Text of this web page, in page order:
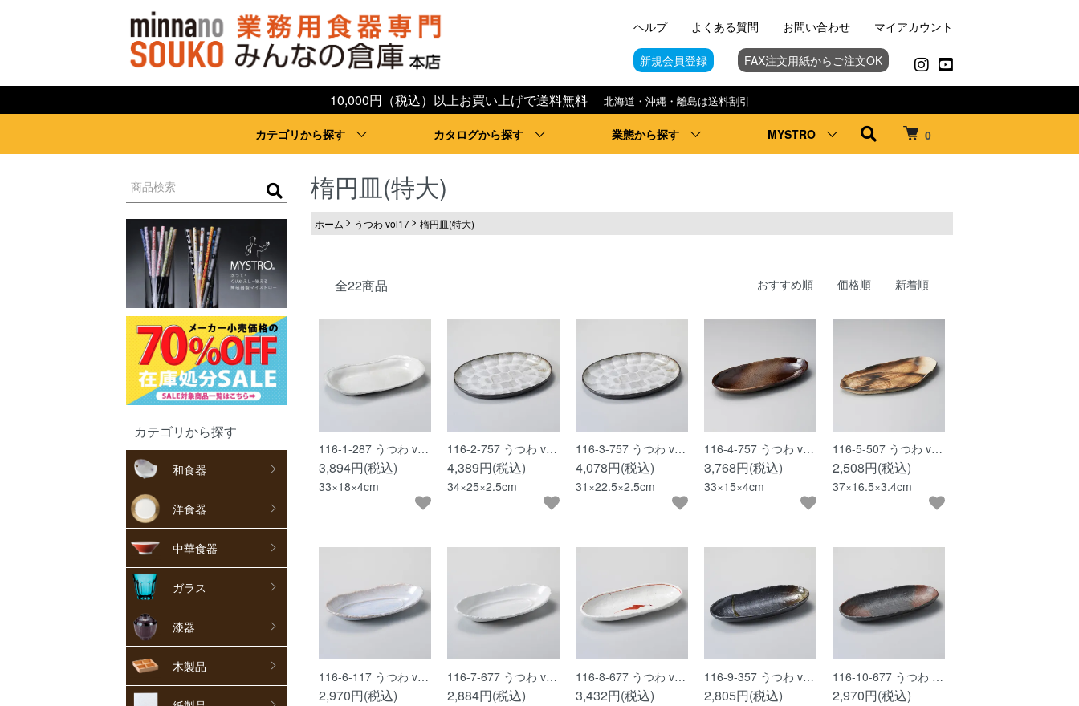
0
10,000円（税込）以上お買い上げで送料無料 北海道・沖縄・離島は送料割引
カテゴリから探す カタログから探す 業態から探す MYSTRO
ヘルプ よくある質問 お問い合わせ マイアカウント
新規会員登録 FAX注文用紙からご注文OK
カテゴリから探す
和食器
洋食器
中華食器
ガラス
漆器
木製品
楕円皿(特大)
ホーム うつわ vol17 楕円皿(特大)
全22商品 おすすめ順 価格順 新着順
116-1-287 うつわ v…
3,894円(税込)
33×18×4cm
116-2-757 うつわ v…
4,389円(税込)
34×25×2.5cm
116-3-757 うつわ v…
4,078円(税込)
31×22.5×2.5cm
116-4-757 うつわ v…
3,768円(税込)
33×15×4cm
116-5-507 うつわ v…
2,508円(税込)
37×16.5×3.4cm
116-6-117 うつわ v…
2,970円(税込)
116-7-677 うつわ v…
2,884円(税込)
116-8-677 うつわ v…
3,432円(税込)
116-9-357 うつわ v…
2,805円(税込)
116-10-677 うつわ …
2,970円(税込)